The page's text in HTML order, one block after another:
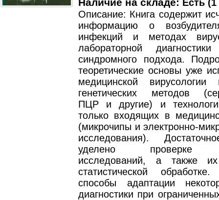
Наличие на складе: Есть
Описание: Книга содержит
информацию о
инфекций и методах
лабораторной
синдромного подхода.
теоретические основы уже
медицинской вирусологии
генетических методов
ПЦР и другие) и
только входящих в
(микрочипы и электронно-
исследования).
уделено проверке
исследований, а также
статистической
способы адаптации
диагностики при